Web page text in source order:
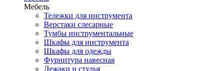
Мебель
Тележки для инструмента
Верстаки слесарные
Тумбы инструментальные
Шкафы для инструмента
Шкафы для одежды
Фурнитура навесная
Лежаки и стулья